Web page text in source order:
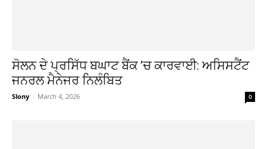
ਸੋਲਨ ਦੇ ਪ੍ਰਸਿੱਧ ਬਘਾਟ ਬੈਂਕ ’ਚ ਕਾਰਵਾਈ: ਅਸਿਸਟੈਂਟ
ਜਨਰਲ ਮੈਨੇਜਰ ਨਿਲੰਬਿਤ
Slony - March 4, 2026 0